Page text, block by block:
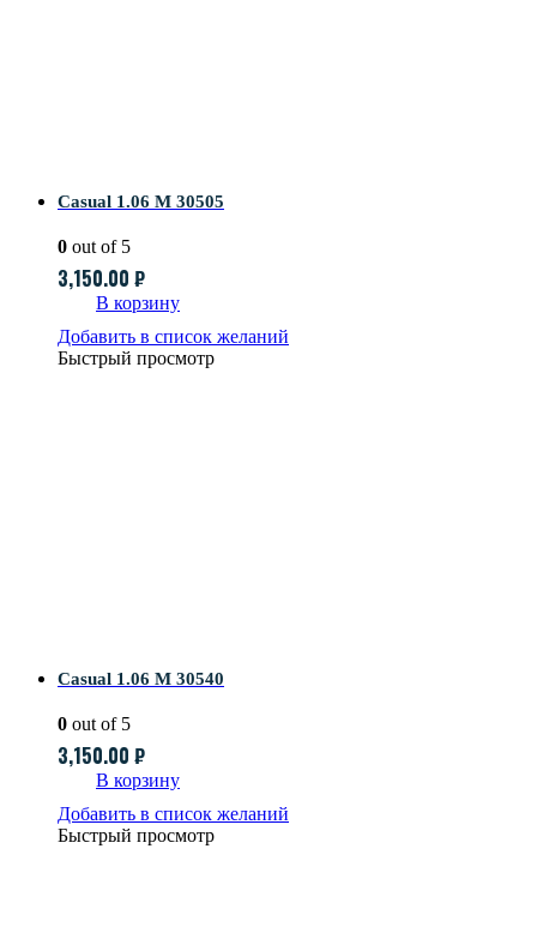
Casual 1.06 M 30505
0 out of 5
3,150.00 ₽
В корзину
Добавить в список желаний
Быстрый просмотр
Casual 1.06 M 30540
0 out of 5
3,150.00 ₽
В корзину
Добавить в список желаний
Быстрый просмотр